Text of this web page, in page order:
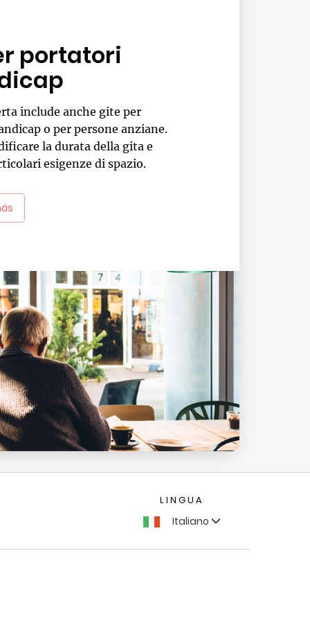
portatori
include anche gite per
o per persone anziane.
la durata della gita e
esigenze di spazio.
LINGUA
Italiano